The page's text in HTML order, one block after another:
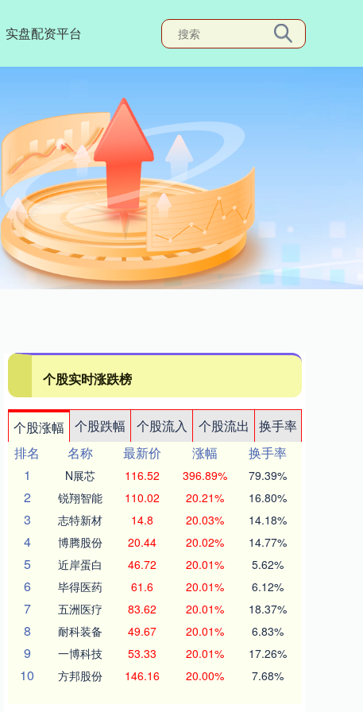
实盘配资平台
个股实时涨跌榜
个股涨幅 个股跌幅 个股流入 个股流出
换手率
排名
名称 最新价 涨幅
换手率
1
N展芯 116.52 396.89% 79.39%
2 锐翔智能 110.02 20.21% 16.80%
3 志特新材 14.8 20.03% 14.18%
4 博腾股份 20.44 20.02% 14.77%
5 近岸蛋白 46.72 20.01% 5.62%
6 毕得医药 61.6 20.01% 6.12%
7 五洲医疗 83.62 20.01% 18.37%
8 耐科装备 49.67 20.01% 6.83%
9 一博科技 53.33 20.01% 17.26%
10 方邦股份 146.16 20.00% 7.68%